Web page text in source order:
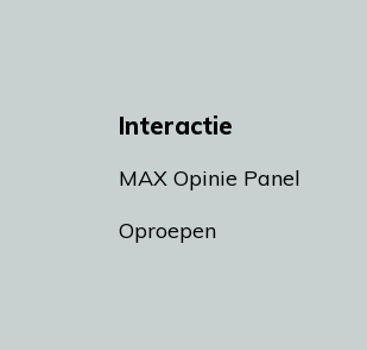
Interactie
MAX Opinie Panel
Oproepen